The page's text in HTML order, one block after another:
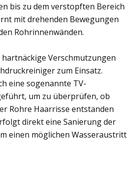
bis zu dem verstopften Bereich
mit drehenden Bewegungen
Rohrinnenwänden.
Verschmutzungen
zum Einsatz.
eine sogenannte TV-
um zu überprüfen, ob
Rohre Haarrisse entstanden
direkt eine Sanierung der
einen möglichen Wasseraustritt